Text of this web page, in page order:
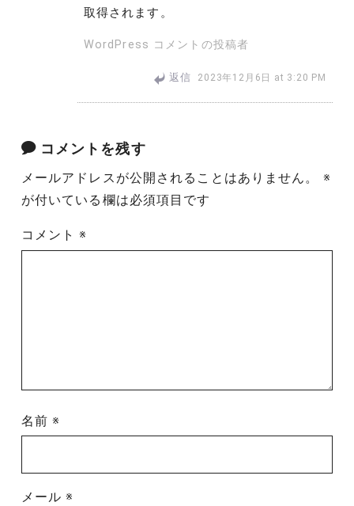
取得されます。
WordPress コメントの投稿者
返信 2023年12月6日 at 3:20 PM
コメントを残す
メールアドレスが公開されることはありません。
※
が付いている欄は必須項目です
コメント※
名前※
メール※